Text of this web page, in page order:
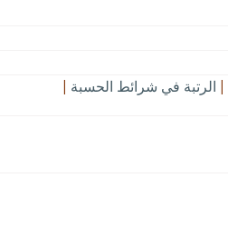
الرتبة في شرائط الحسبة